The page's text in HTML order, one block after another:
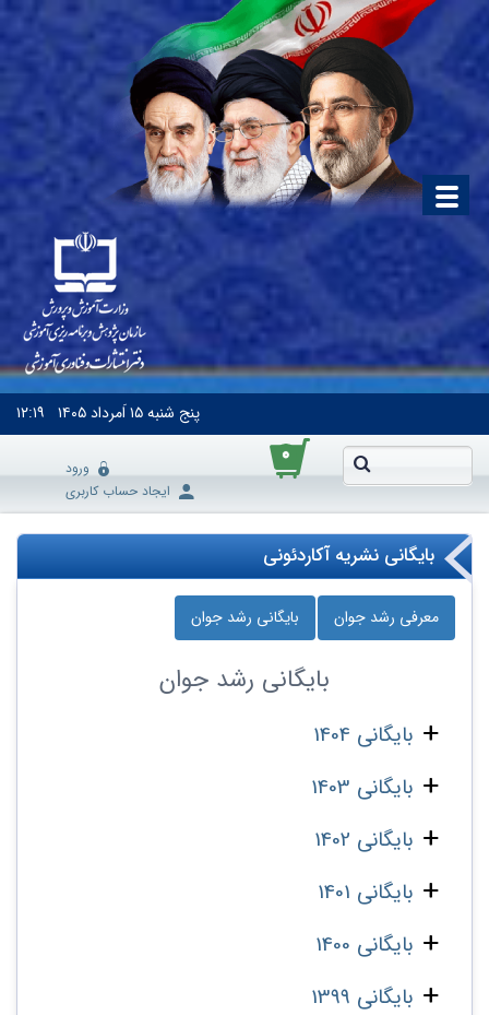
پنج شنبه۱۵ اَمرداد ۱۴۰۵ ۱۲:۱۹
۰
ورود
ایجاد حساب کاربری
بایگانی نشریه آکاردئونی
معرفی رشد جوان بایگانی رشد جوان
بایگانی رشد جوان
بایگانی 1404
بایگانی 1403
بایگانی 1402
بایگانی 1401
بایگانی 1400
بایگانی 1399